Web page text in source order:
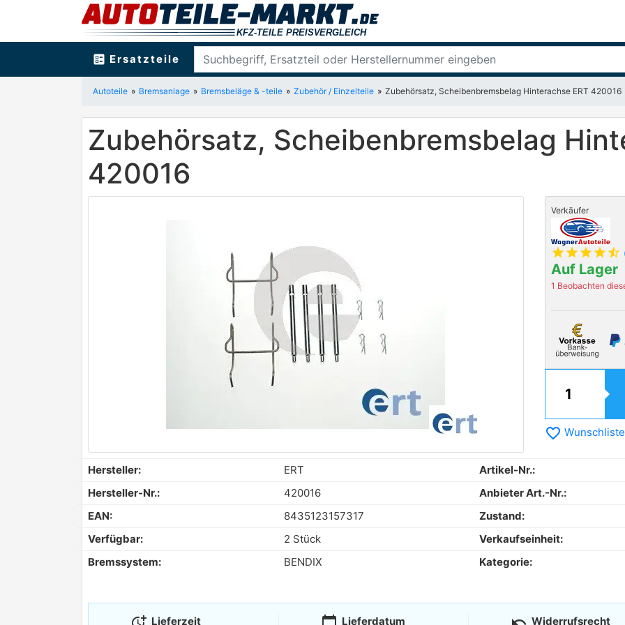
ballot Ersatzteile
Autoteile Bremsanlage Bremsbeläge & -teile Zubehör / Einzelteile Zubehörsatz, Scheibenbremsbelag Hinterachse ERT 420016
Zubehörsatz, Scheibenbremsbelag
420016
Verkäufer
star star star star star_half
Auf Lager
1 Beobachten
favorite_border Wunschliste
Hersteller: ERT Artikel-Nr.:
Hersteller-Nr.:
420016 Anbieter Art.-Nr.:
EAN:
8435123157317 Zustand:
Verfügbar:
2 Stück Verkaufseinheit:
Bremssystem:
BENDIX Kategorie:
Lieferzeit
Lieferdatum
Widerrufsrecht